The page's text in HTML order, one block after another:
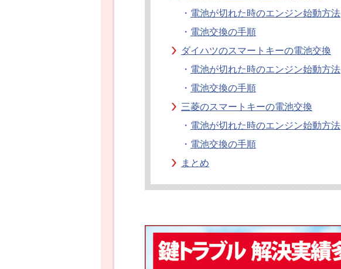
・ 電池が切れた時のエンジン始動方法
・ 電池交換の手順
ダイハツのスマートキーの電池交換
・ 電池が切れた時のエンジン始動方法
・ 電池交換の手順
三菱のスマートキーの電池交換
・ 電池が切れた時のエンジン始動方法
・ 電池交換の手順
まとめ